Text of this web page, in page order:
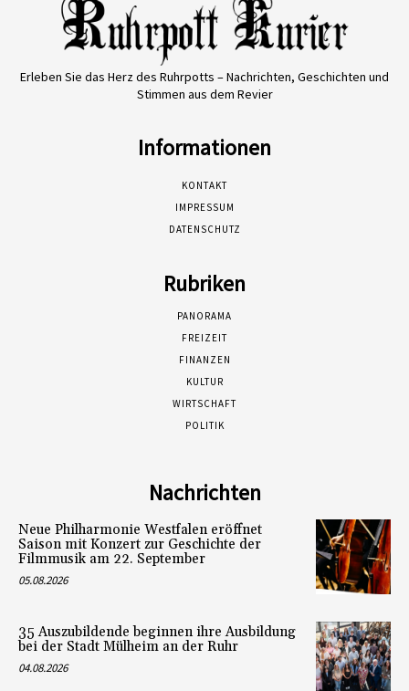
Erleben Sie das Herz des Ruhrpotts – Nachrichten, Geschichten und
Stimmen aus dem Revier
Informationen
KONTAKT
IMPRESSUM
DATENSCHUTZ
Rubriken
PANORAMA
FREIZEIT
FINANZEN
KULTUR
WIRTSCHAFT
POLITIK
Nachrichten
Neue Philharmonie Westfalen eröffnet
Saison mit Konzert zur Geschichte der
Filmmusik am 22. September
05.08.2026
35 Auszubildende beginnen ihre Ausbildung
bei der Stadt Mülheim an der Ruhr
04.08.2026